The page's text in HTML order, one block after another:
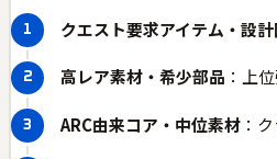
クエスト要求アイテム・設計
高レア素材・希少部品 ：上
ARC由来コア・中位素材 ：